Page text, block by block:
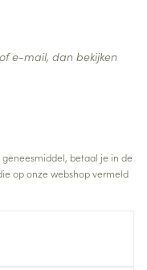
betaal je in de
op onze webshop vermeld
e-mail, dan bekijken